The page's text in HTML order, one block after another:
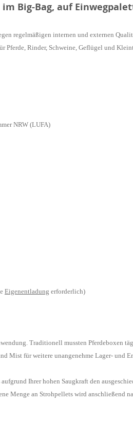
Big-Bag, auf
regelmäßigen internen und externen
Pferde, Rinder, Schweine, Geflügel und
NRW (LUFA)
Eigenentladung erforderlich)
Traditionell mussten Pferdeboxen
Mist für weitere unangenehme Lager- und
Ihrer hohen Saugkraft den
Menge an Strohpellets wird anschließend